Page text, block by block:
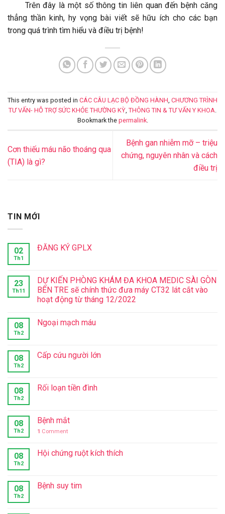
Trên đây là một số thông tin liên quan đến bệnh căng
thẳng thần kinh, hy vọng bài viết sẽ hữu ích cho các bạn
trong quá trình tìm hiểu và điều trị bệnh!
This entry was posted in CÁC CÂU LẠC BỘ ĐỒNG HÀNH, CHƯƠNG TRÌNH
TƯ VẤN- HỖ TRỢ SỨC KHỎE THƯỜNG KỲ, THÔNG TIN & TƯ VẤN Y KHOA.
Bookmark the permalink.
Cơn thiếu máu não thoáng qua
(TIA) là gì?
Bệnh gan nhiễm mỡ – triệu
chứng, nguyên nhân và cách
điều trị
TIN MỚI
02
Th1
ĐĂNG KÝ GPLX
23
Th11
DỰ KIẾN PHÒNG KHÁM ĐA KHOA MEDIC SÀI GÒN
BẾN TRE sẽ chính thức đưa máy CT32 lát cắt vào
hoạt động từ tháng 12/2022
08
Th2
Ngoại mạch máu
08
Th2
Cấp cứu người lớn
08
Th2
Rối loạn tiền đình
08
Th2
Bệnh mắt
1 Comment
08
Th2
Hội chứng ruột kích thích
08
Th2
Bệnh suy tim